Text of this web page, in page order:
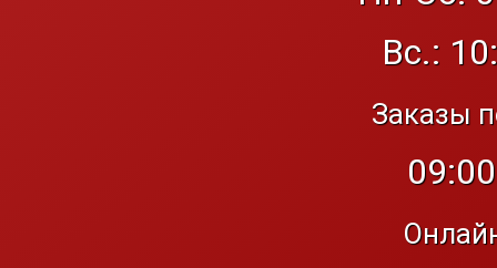
Вс.:
Заказы